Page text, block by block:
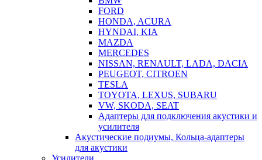
FORD
HONDA, ACURA
HYNDAI, KIA
MAZDA
MERCEDES
NISSAN, RENAULT, LADA, DACIA
PEUGEOT, CITROEN
TESLA
TOYOTA, LEXUS, SUBARU
VW, SKODA, SEAT
Адаптеры для подключения акустики и
усилителя
Акустические подиумы, Кольца-адаптеры
для акустики
Усилители